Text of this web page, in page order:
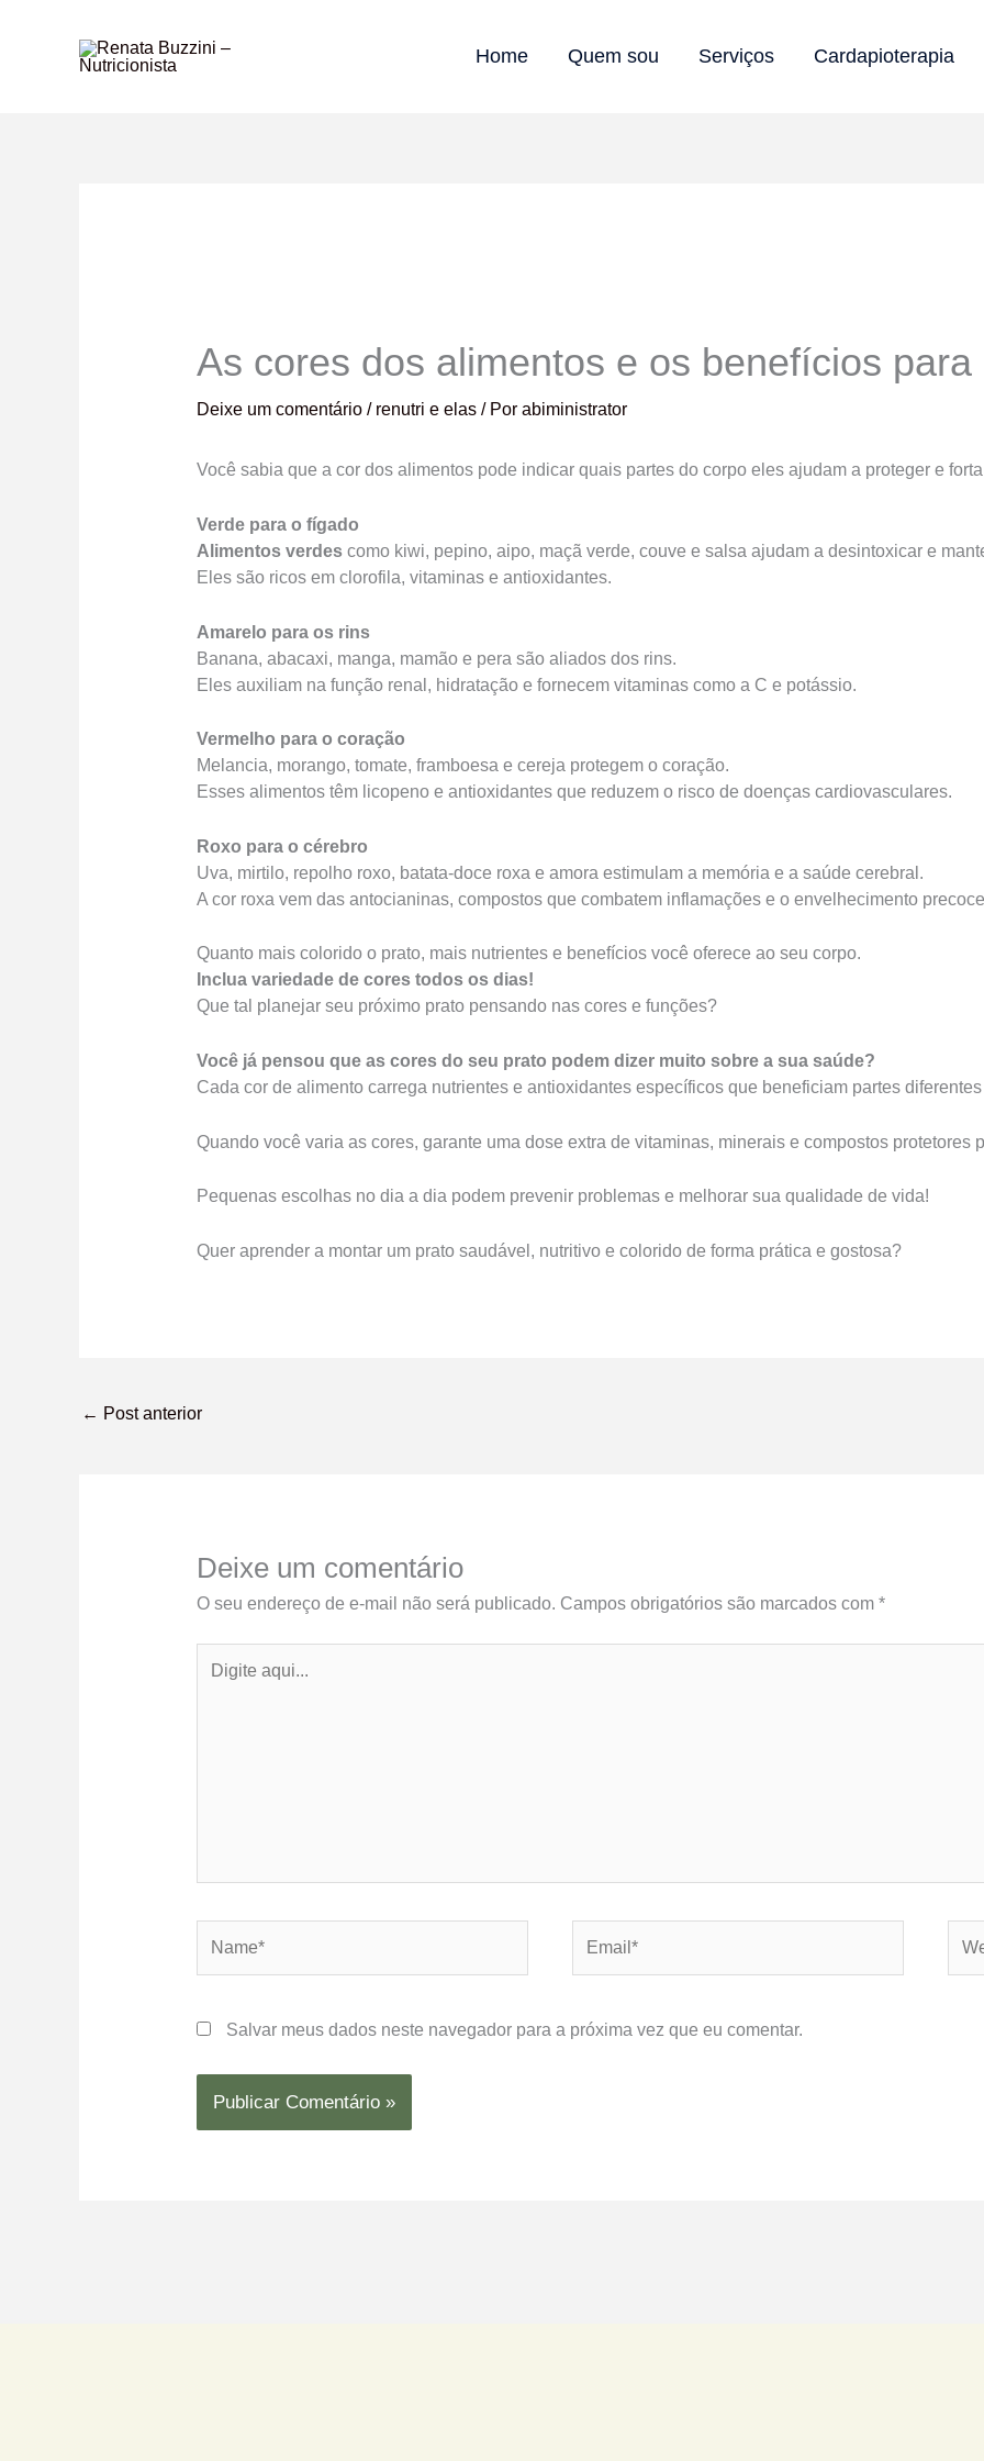
Home Quem sou Serviços Cardapioterapia
As cores dos alimentos e os benefícios
Deixe um comentário / renutri e elas/ Por abiministrator
Você sabia que a cor dos alimentos pode indicar quais partes do corpo eles ajudam a proteger e
Verde para o fígado
Alimentos verdescomo kiwi, pepino, aipo, maçã verde, couve e salsa ajudam a desintoxicar e
Eles são ricos em clorofila, vitaminas e antioxidantes.
Amarelo para os rins
Banana, abacaxi, manga, mamão e pera são aliados dos rins.
Eles auxiliam na função renal, hidratação e fornecem vitaminas como a C e potássio.
Vermelho para o coração
Melancia, morango, tomate, framboesa e cereja protegem o coração.
Esses alimentos têm licopeno e antioxidantes que reduzem o risco de doenças cardiovasculares.
Roxo para o cérebro
Uva, mirtilo, repolho roxo, batata-doce roxa e amora estimulam a memória e a saúde cerebral.
A cor roxa vem das antocianinas, compostos que combatem inflamações e o envelhecimento
Quanto mais colorido o prato, mais nutrientes e benefícios você oferece ao seu corpo.
Inclua variedade de cores todos os dias!
Que tal planejar seu próximo prato pensando nas cores e funções?
Você já pensou que as cores do seu prato podem dizer muito sobre a sua saúde?
Cada cor de alimento carrega nutrientes e antioxidantes específicos que beneficiam partes
Quando você varia as cores, garante uma dose extra de vitaminas, minerais e compostos protetores
Pequenas escolhas no dia a dia podem prevenir problemas e melhorar sua qualidade de vida!
Quer aprender a montar um prato saudável, nutritivo e colorido de forma prática e gostosa?
← Post anterior
Deixe um comentário
O seu endereço de e-mail não será publicado. Campos obrigatórios são marcados com *
aqui...
Salvar meus dados neste navegador para a próxima vez que eu comentar.